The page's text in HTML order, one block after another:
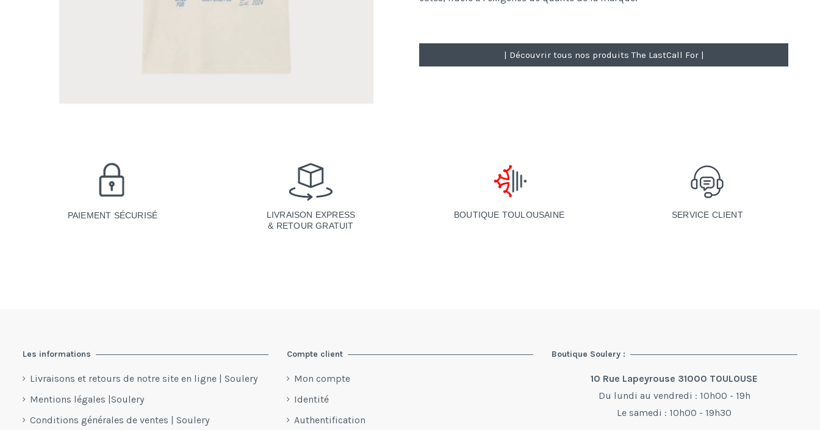
| Découvrir tous nos produits The LastCall For |
PAIEMENT SÉCURISÉ
LIVRAISON EXPRESS
& RETOUR GRATUIT
BOUTIQUE TOULOUSAINE SERVICE CLIENT
Les informations
Livraisons et retours de notre site en ligne | Soulery
Mentions légales |Soulery
Conditions générales de ventes | Soulery
Compte client
Mon compte
Identité
Authentification
Boutique Soulery :
10 Rue Lapeyrouse 31000 TOULOUSE
Du lundi au vendredi : 10h00 - 19h
Le samedi : 10h00 - 19h30